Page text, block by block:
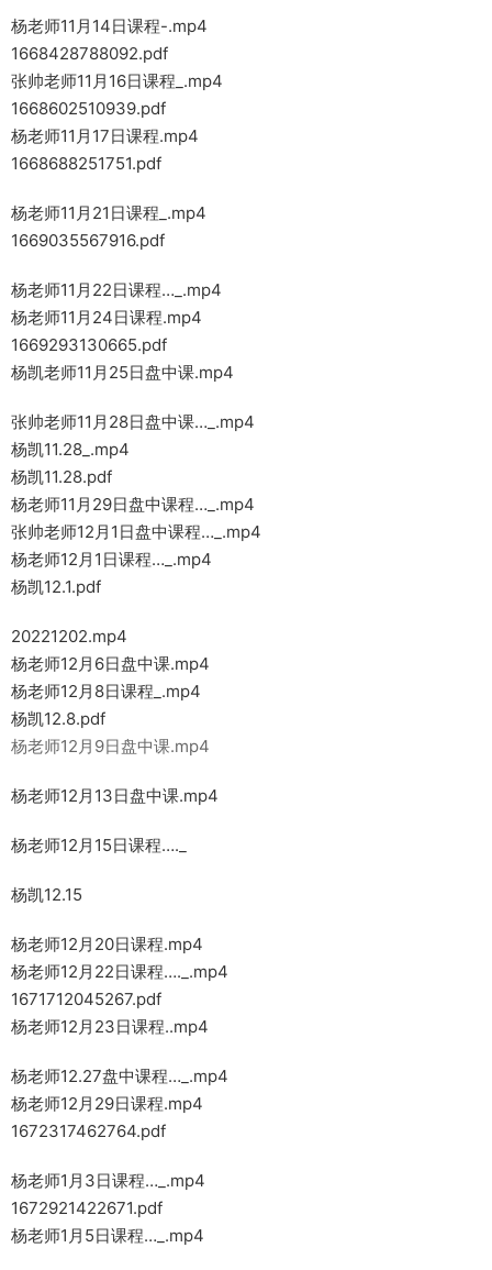
杨老师11月14日课程-.mp4
1668428788092.pdf
张帅老师11月16日课程_.mp4
1668602510939.pdf
杨老师11月17日课程.mp4
1668688251751.pdf
杨老师11月21日课程_.mp4
1669035567916.pdf
杨老师11月22日课程…_.mp4
杨老师11月24日课程.mp4
1669293130665.pdf
杨凯老师11月25日盘中课.mp4
张帅老师11月28日盘中课…_.mp4
杨凯11.28_.mp4
杨凯11.28.pdf
杨老师11月29日盘中课程…_.mp4
张帅老师12月1日盘中课程…_.mp4
杨老师12月1日课程…_.mp4
杨凯12.1.pdf
20221202.mp4
杨老师12月6日盘中课.mp4
杨老师12月8日课程_.mp4
杨凯12.8.pdf
杨老师12月9日盘中课.mp4
杨老师12月13日盘中课.mp4
杨老师12月15日课程…._
杨凯12.15
杨老师12月20日课程.mp4
杨老师12月22日课程…._.mp4
1671712045267.pdf
杨老师12月23日课程..mp4
杨老师12.27盘中课程…_.mp4
杨老师12月29日课程.mp4
1672317462764.pdf
杨老师1月3日课程…_.mp4
1672921422671.pdf
杨老师1月5日课程…_.mp4